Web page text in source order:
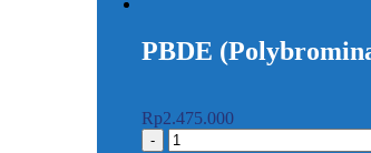
PBDE
Rp2.475.000